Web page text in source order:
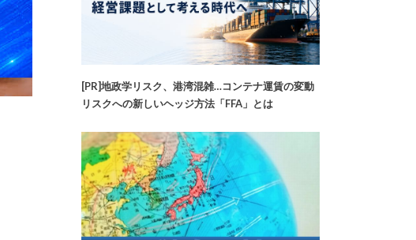
[PR]地政学リスク、港湾混雑…コンテナ運賃の変動
リスクへの新しいヘッジ方法「FFA」とは